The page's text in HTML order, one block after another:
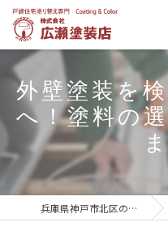
外壁塗装を
へ！塗料の
兵庫県神戸市北区の外壁塗装は株式会社広瀬塗装店